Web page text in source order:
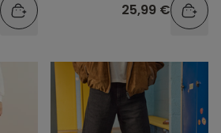
25,99 €